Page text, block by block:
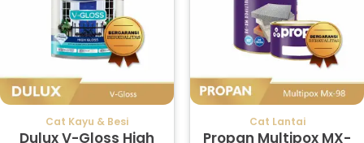
Cat Kayu & Besi
Dulux V-Gloss High
Cat Lantai
Propan Multipox MX-